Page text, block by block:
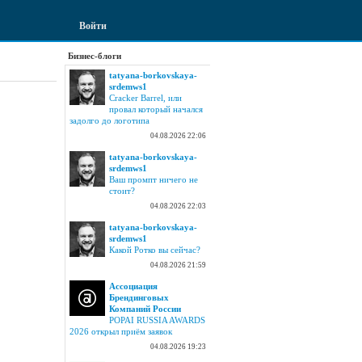
Войти
Бизнес-блоги
tatyana-borkovskaya-
srdemws1
Cracker Barrel, или
провал который начался
задолго до логотипа
04.08.2026 22:06
tatyana-borkovskaya-
srdemws1
Ваш промпт ничего не
стоит?
04.08.2026 22:03
tatyana-borkovskaya-
srdemws1
Какой Ротко вы сейчас?
04.08.2026 21:59
Ассоциация
Брендинговых
Компаний России
POPAI RUSSIA AWARDS
2026 открыл приём заявок
04.08.2026 19:23